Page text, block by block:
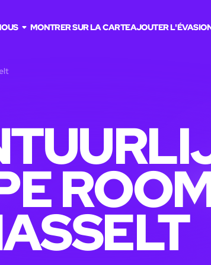
MONTRER SUR LA CARTEAJOUTER